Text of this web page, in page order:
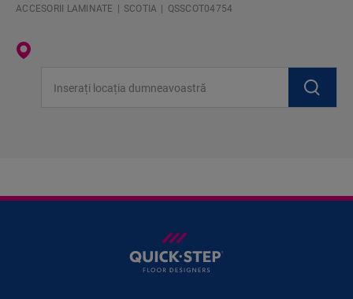
ACCESORII LAMINATE SCOTIA QSSCOT04754